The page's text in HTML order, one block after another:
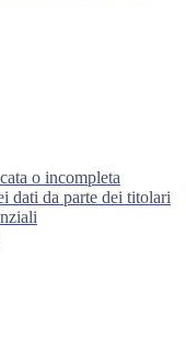
o incompleta
dati da parte dei titolari